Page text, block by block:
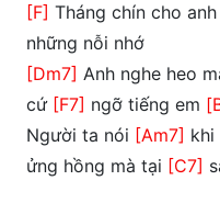
[F] Tháng chín cho
những nỗi nhớ
[Dm7] Anh nghe heo
cứ [F7] ngỡ tiếng em
Người ta nói [Am7] khi
ửng hồng mà tại [C7]